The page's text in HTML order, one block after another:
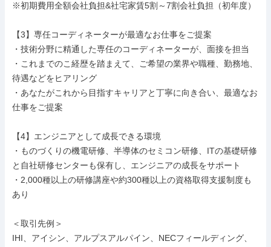
※初期費用全額会社負担&社宅家賃5割～7割会社負担（初年度）
【3】専任コーディネーターが最適なお仕事をご提案
・技術分野に精通した専任のコーディネーターが、面接を担当
・これまでのこ経歴を踏まえて、ご希望の業界や職種、勤務地、
待遇などをヒアリング
・あなたがこれから目指すキャリアと丁寧に向き合い、最適なお
仕事をご提案
【4】エンジニアとして成長できる環境
・ものづくりの機電研修、半導体のセミコン研修、ITの基礎研修
と自社研修センターも保有し、エンジニアの成長をサポート
・2,000種以上の研修講座や約300種以上の資格取得支援制度も
あり
＜取引先例＞
IHI、アイシン、アルプスアルパイン、NECフィールディング、